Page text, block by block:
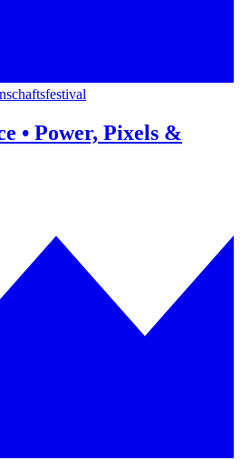
• Power, Pixels &